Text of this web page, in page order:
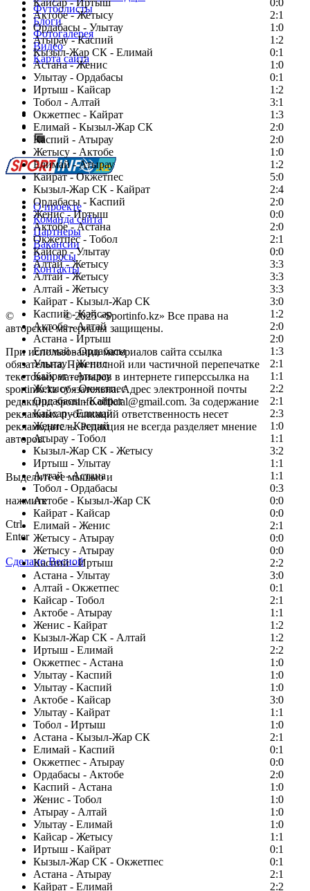
Кайсар - Иртыш
0:0
Актобе - Жетысу
2:1
Ордабасы - Улытау
1:0
Атырау - Каспий
1:2
Кызыл-Жар СК - Елимай
0:1
Астана - Женис
1:0
Улытау - Ордабасы
0:1
Иртыш - Кайсар
1:2
Тобол - Алтай
3:1
Окжетпес - Кайрат
1:3
Елимай - Кызыл-Жар СК
2:0
Каспий - Атырау
2:0
Жетысу - Актобе
1:0
Елимай - Атырау
1:2
Кайрат - Окжетпес
5:0
Кызыл-Жар СК - Кайрат
2:4
Ордабасы - Каспий
2:0
Женис - Иртыш
0:0
Актобе - Астана
2:0
Окжетпес - Тобол
2:1
Кайсар - Улытау
0:0
Алтай - Жетысу
3:3
Алтай - Жетысу
3:3
Алтай - Жетысу
3:3
Кайрат - Кызыл-Жар СК
3:0
Каспий - Кайсар
1:2
Актобе - Алтай
2:0
Астана - Иртыш
2:0
Елимай - Ордабасы
1:3
Улытау - Женис
2:1
Кайрат - Атырау
1:1
Жетысу - Окжетпес
2:2
Ордабасы - Кайрат
2:1
Кайсар - Елимай
2:3
Женис - Каспий
1:0
Атырау - Тобол
1:1
Кызыл-Жар СК - Жетысу
3:2
Иртыш - Улытау
1:1
Алтай - Астана
1:1
Тобол - Ордабасы
0:3
Актобе - Кызыл-Жар СК
0:0
Кайрат - Кайсар
0:0
Елимай - Женис
2:1
Жетысу - Атырау
0:0
Жетысу - Атырау
0:0
Каспий - Иртыш
2:2
Астана - Улытау
3:0
Алтай - Окжетпес
0:1
Кайсар - Тобол
2:1
Актобе - Атырау
1:1
Женис - Кайрат
1:2
Кызыл-Жар СК - Алтай
1:2
Иртыш - Елимай
2:2
Окжетпес - Астана
1:0
Улытау - Каспий
1:0
Улытау - Каспий
1:0
Актобе - Кайсар
3:0
Улытау - Кайрат
1:1
Тобол - Иртыш
1:0
Астана - Кызыл-Жар СК
2:1
Елимай - Каспий
0:1
Окжетпес - Атырау
0:0
Ордабасы - Актобе
2:0
Каспий - Астана
1:0
Женис - Тобол
1:0
Атырау - Алтай
1:0
Улытау - Елимай
1:0
Кайсар - Жетысу
1:1
Иртыш - Кайрат
0:1
Кызыл-Жар СК - Окжетпес
0:1
Астана - Атырау
2:1
Кайрат - Елимай
2:2
Футболисты
Блоги
Фотогалерея
Видео
Карта сайта
Есть идея?
Сообщить о мероприятии
Перейти на старый сайт
О проекте
Команда сайта
Партнеры
Вакансии
Вопросы
Контакты
© Copyright© 2025 «Sportinfo.kz» Все права на
авторские материалы защищены.
При использовании материалов сайта ссылка
обязательна. При полной или частичной перепечатке
текстовых материалов в интернете гиперссылка на
sportinfo.kz обязательна. Адрес электронной почты
редакции: sportinfo.official@gmail.com. За содержание
рекламных публикаций ответственность несет
рекламодатель. Редакция не всегда разделяет мнение
авторов.
Заметили ошибку в тексте?
Выделите ее мышью и
нажмите
Ctrl
Enter
Сделано Весной